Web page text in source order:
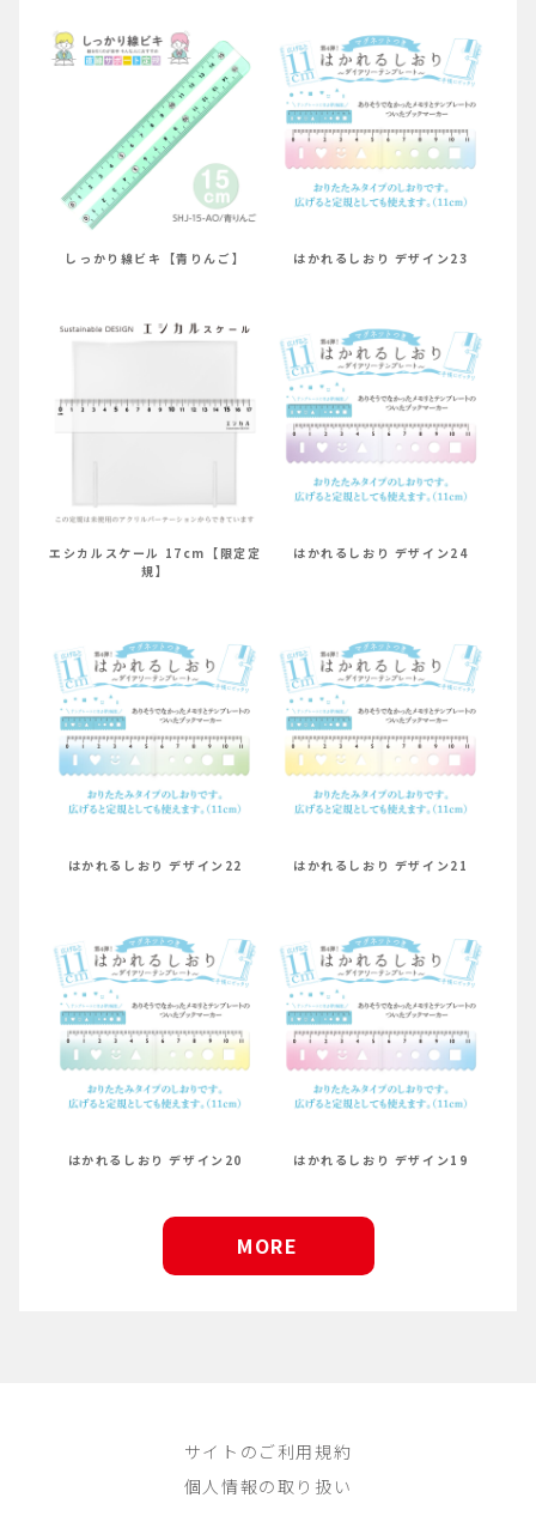
しっかり線ビキ【青りんご】 はかれるしおり デザイン23
エシカルスケール 17cm【限定定
規】
はかれるしおり デザイン24
はかれるしおり デザイン22 はかれるしおり デザイン21
はかれるしおり デザイン20 はかれるしおり デザイン19
MORE
サイトのご利用規約
個人情報の取り扱い